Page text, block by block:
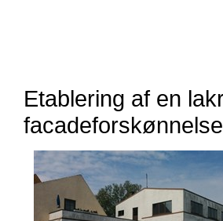
Etablering af en
facadeforskønnelse